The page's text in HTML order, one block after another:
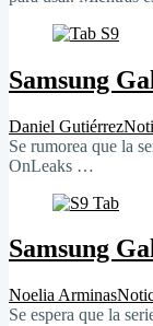
Samsung
Daniel Gutiérrez
Se rumorea que la
OnLeaks …
Samsung
Noelia Arminas
Se espera que la